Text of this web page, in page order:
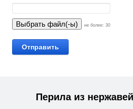
не более: 30
Перила из